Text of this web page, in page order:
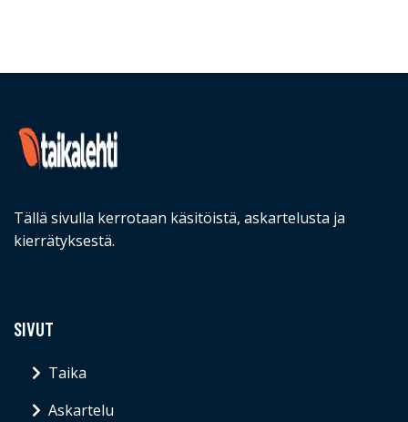
Tällä sivulla kerrotaan käsitöistä, askartelusta ja
kierrätyksestä.
SIVUT
Taika
Askartelu